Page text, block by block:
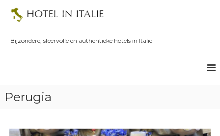
Bijzondere, sfeervolle en authentieke hotels in Italie
Perugia